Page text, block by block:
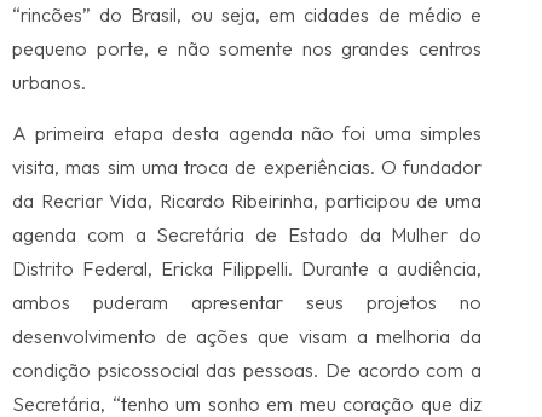
“rincões” do Brasil, ou seja, em cidades de médio e
pequeno porte, e não somente nos grandes centros
urbanos.
A primeira etapa desta agenda não foi uma simples
visita, mas sim uma troca de experiências. O fundador
da Recriar Vida, Ricardo Ribeirinha, participou de uma
agenda com a Secretária de Estado da Mulher do
Distrito Federal, Ericka Filippelli. Durante a audiência,
ambos puderam apresentar seus projetos no
desenvolvimento de ações que visam a melhoria da
condição psicossocial das pessoas. De acordo com a
Secretária, “tenho um sonho em meu coração que diz